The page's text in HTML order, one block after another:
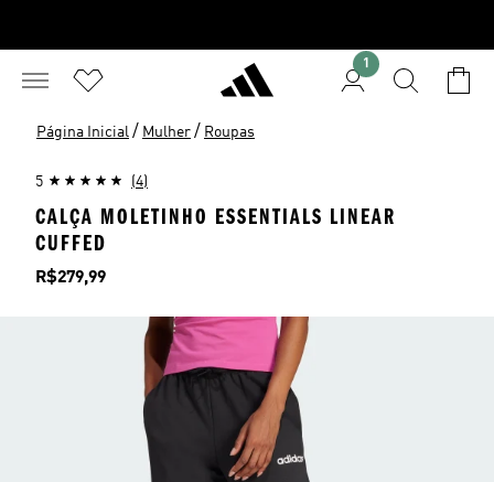
1
Página Inicial / Mulher / Roupas
5 (4)
CALÇA MOLETINHO ESSENTIALS LINEAR
CUFFED
Preço
R$279,99